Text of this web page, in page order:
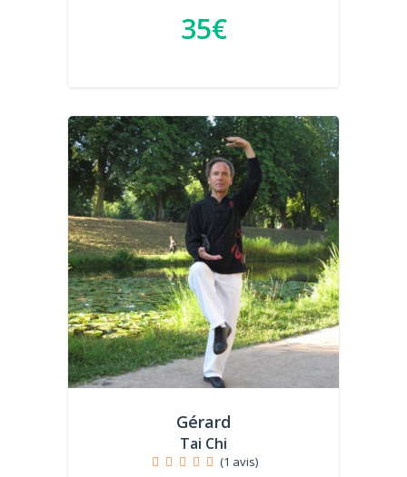
35€
Gérard
Tai Chi
(1 avis)